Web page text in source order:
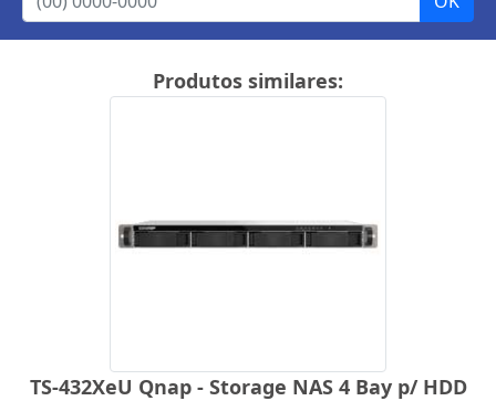
Produtos similares:
TS-432XeU Qnap - Storage NAS 4 Bay p/ HDD